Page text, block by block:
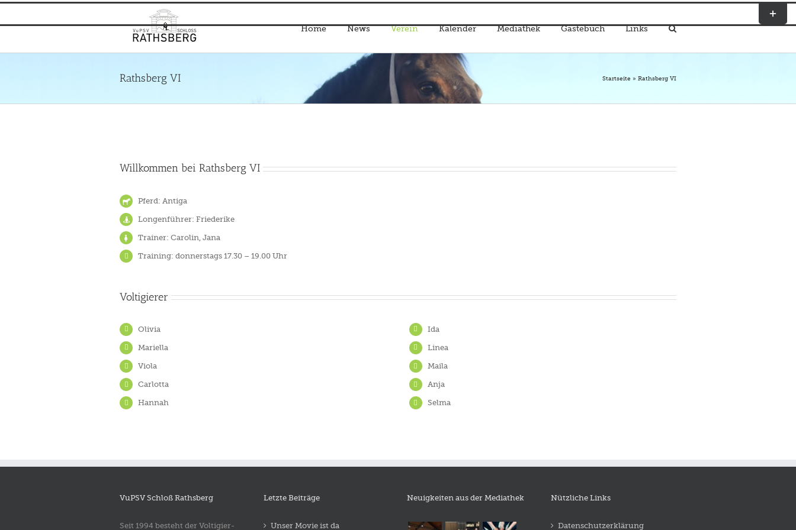
Zum
springen
Home News Verein Kalender Mediathek Gästebuch Links
Rathsberg VI Startseite » Rathsberg VI
Willkommen bei Rathsberg VI
Pferd: Antiga
Longenführer: Friederike
Trainer: Carolin, Jana
Training: donnerstags 17.30 – 19.00 Uhr
Voltigierer
Olivia
Mariella
Viola
Carlotta
Hannah
Ida
Linea
Maila
Anja
Selma
VuPSV Schloß Rathsberg
Seit 1994 besteht der Voltigier-
Letzte Beiträge
Unser Movie ist da
Neuigkeiten aus der Mediathek Nützliche Links
Datenschutzerklärung
Toggle
Sliding